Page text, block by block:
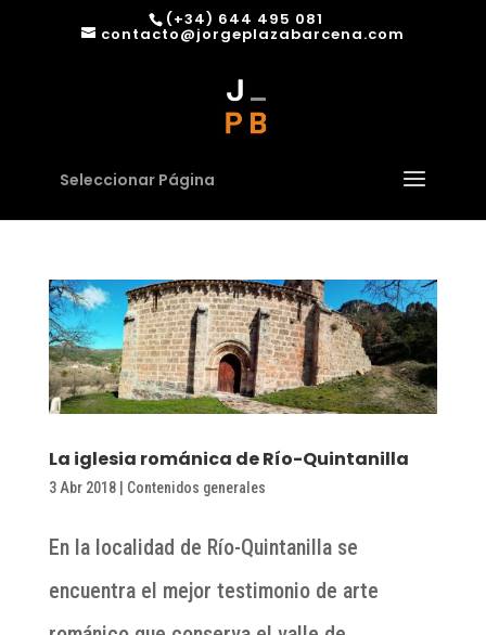
(+34) 644 495 081
contacto@jorgeplazabarcena.com
Seleccionar Página
La iglesia románica de Río-Quintanilla
3 Abr 2018| Contenidos generales
En la localidad de Río-Quintanilla se
encuentra el mejor testimonio de arte